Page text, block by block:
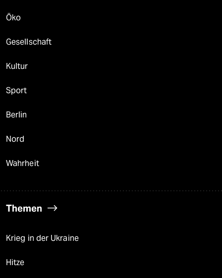
Öko
Gesellschaft
Kultur
Sport
Berlin
Nord
Wahrheit
Themen
Krieg in der Ukraine
Hitze